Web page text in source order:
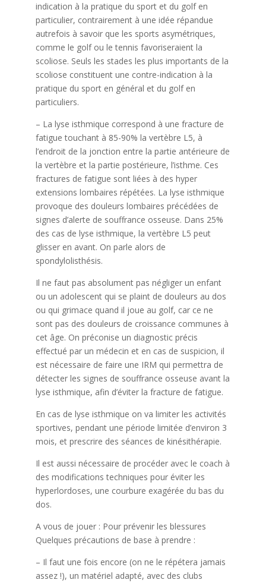
indication à la pratique du sport et du golf en
particulier, contrairement à une idée répandue
autrefois à savoir que les sports asymétriques,
comme le golf ou le tennis favoriseraient la
scoliose. Seuls les stades les plus importants de la
scoliose constituent une contre-indication à la
pratique du sport en général et du golf en
particuliers.
– La lyse isthmique correspond à une fracture de
fatigue touchant à 85-90% la vertèbre L5, à
l’endroit de la jonction entre la partie antérieure de
la vertèbre et la partie postérieure, l’isthme. Ces
fractures de fatigue sont liées à des hyper
extensions lombaires répétées. La lyse isthmique
provoque des douleurs lombaires précédées de
signes d’alerte de souffrance osseuse. Dans 25%
des cas de lyse isthmique, la vertèbre L5 peut
glisser en avant. On parle alors de
spondylolisthésis.
Il ne faut pas absolument pas négliger un enfant
ou un adolescent qui se plaint de douleurs au dos
ou qui grimace quand il joue au golf, car ce ne
sont pas des douleurs de croissance communes à
cet âge. On préconise un diagnostic précis
effectué par un médecin et en cas de suspicion, il
est nécessaire de faire une IRM qui permettra de
détecter les signes de souffrance osseuse avant la
lyse isthmique, afin d’éviter la fracture de fatigue.
En cas de lyse isthmique on va limiter les activités
sportives, pendant une période limitée d’environ 3
mois, et prescrire des séances de kinésithérapie.
Il est aussi nécessaire de procéder avec le coach à
des modifications techniques pour éviter les
hyperlordoses, une courbure exagérée du bas du
dos.
A vous de jouer : Pour prévenir les blessures
Quelques précautions de base à prendre :
– Il faut une fois encore (on ne le répétera jamais
assez !), un matériel adapté, avec des clubs